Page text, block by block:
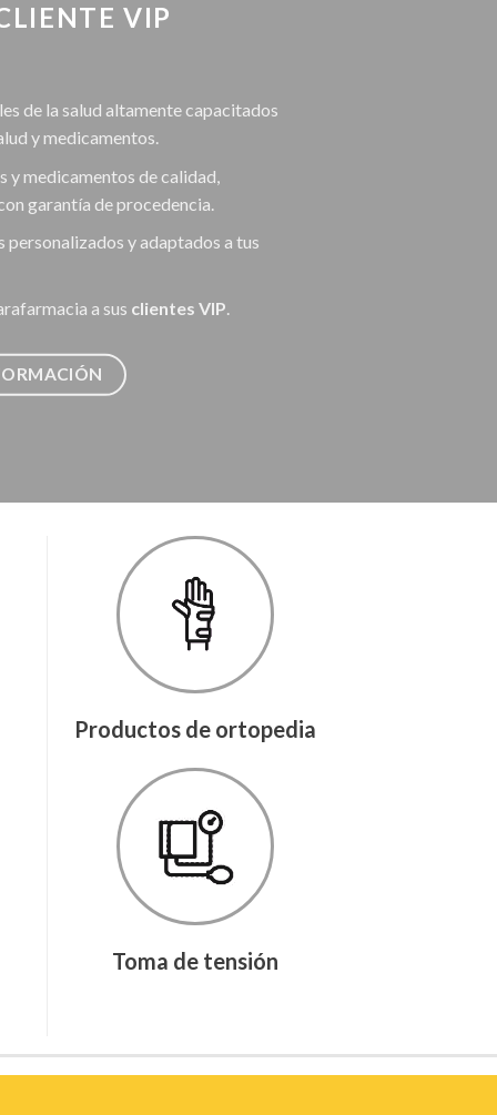
VIP
de la salud altamente capacitados
y medicamentos.
medicamentos de calidad,
garantía de procedencia.
personalizados y adaptados a tus
a sus clientes VIP.
Productos de ortopedia
Toma de tensión